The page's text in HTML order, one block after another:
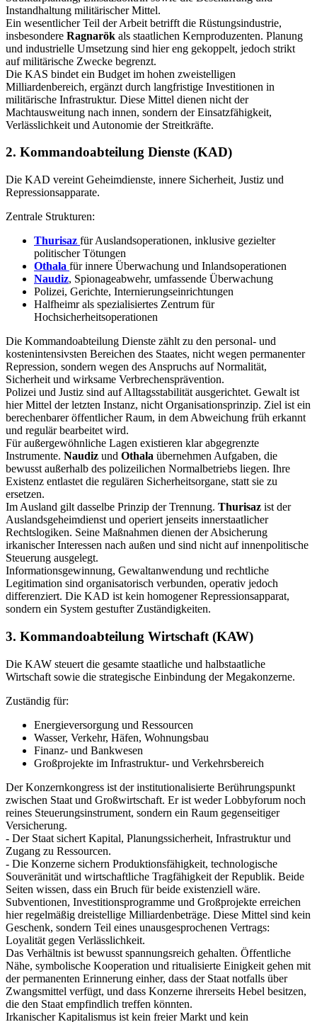
Instandhaltung militärischer Mittel.
Ein wesentlicher Teil der Arbeit betrifft die Rüstungsindustrie,
insbesondere Ragnarök als staatlichen Kernproduzenten. Planung
und industrielle Umsetzung sind hier eng gekoppelt, jedoch strikt
auf militärische Zwecke begrenzt.
Die KAS bindet ein Budget im hohen zweistelligen
Milliardenbereich, ergänzt durch langfristige Investitionen in
militärische Infrastruktur. Diese Mittel dienen nicht der
Machtausweitung nach innen, sondern der Einsatzfähigkeit,
Verlässlichkeit und Autonomie der Streitkräfte.
2. Kommandoabteilung Dienste (KAD)
Die KAD vereint Geheimdienste, innere Sicherheit, Justiz und
Repressionsapparate.
Zentrale Strukturen:
Thurisaz für Auslandsoperationen, inklusive gezielter
politischer Tötungen
Othala für innere Überwachung und Inlandsoperationen
Naudiz, Spionageabwehr, umfassende Überwachung
Polizei, Gerichte, Internierungseinrichtungen
Halfheimr als spezialisiertes Zentrum für
Hochsicherheitsoperationen
Die Kommandoabteilung Dienste zählt zu den personal- und
kostenintensivsten Bereichen des Staates, nicht wegen permanenter
Repression, sondern wegen des Anspruchs auf Normalität,
Sicherheit und wirksame Verbrechensprävention.
Polizei und Justiz sind auf Alltagsstabilität ausgerichtet. Gewalt ist
hier Mittel der letzten Instanz, nicht Organisationsprinzip. Ziel ist ein
berechenbarer öffentlicher Raum, in dem Abweichung früh erkannt
und regulär bearbeitet wird.
Für außergewöhnliche Lagen existieren klar abgegrenzte
Instrumente. Naudiz und Othala übernehmen Aufgaben, die
bewusst außerhalb des polizeilichen Normalbetriebs liegen. Ihre
Existenz entlastet die regulären Sicherheitsorgane, statt sie zu
ersetzen.
Im Ausland gilt dasselbe Prinzip der Trennung. Thurisaz ist der
Auslandsgeheimdienst und operiert jenseits innerstaatlicher
Rechtslogiken. Seine Maßnahmen dienen der Absicherung
irkanischer Interessen nach außen und sind nicht auf innenpolitische
Steuerung ausgelegt.
Informationsgewinnung, Gewaltanwendung und rechtliche
Legitimation sind organisatorisch verbunden, operativ jedoch
differenziert. Die KAD ist kein homogener Repressionsapparat,
sondern ein System gestufter Zuständigkeiten.
3. Kommandoabteilung Wirtschaft (KAW)
Die KAW steuert die gesamte staatliche und halbstaatliche
Wirtschaft sowie die strategische Einbindung der Megakonzerne.
Zuständig für:
Energieversorgung und Ressourcen
Wasser, Verkehr, Häfen, Wohnungsbau
Finanz- und Bankwesen
Großprojekte im Infrastruktur- und Verkehrsbereich
Der Konzernkongress ist der institutionalisierte Berührungspunkt
zwischen Staat und Großwirtschaft. Er ist weder Lobbyforum noch
reines Steuerungsinstrument, sondern ein Raum gegenseitiger
Versicherung.
- Der Staat sichert Kapital, Planungssicherheit, Infrastruktur und
Zugang zu Ressourcen.
- Die Konzerne sichern Produktionsfähigkeit, technologische
Souveränität und wirtschaftliche Tragfähigkeit der Republik. Beide
Seiten wissen, dass ein Bruch für beide existenziell wäre.
Subventionen, Investitionsprogramme und Großprojekte erreichen
hier regelmäßig dreistellige Milliardenbeträge. Diese Mittel sind kein
Geschenk, sondern Teil eines unausgesprochenen Vertrags:
Loyalität gegen Verlässlichkeit.
Das Verhältnis ist bewusst spannungsreich gehalten. Öffentliche
Nähe, symbolische Kooperation und ritualisierte Einigkeit gehen mit
der permanenten Erinnerung einher, dass der Staat notfalls über
Zwangsmittel verfügt, und dass Konzerne ihrerseits Hebel besitzen,
die den Staat empfindlich treffen könnten.
Irkanischer Kapitalismus ist kein freier Markt und kein